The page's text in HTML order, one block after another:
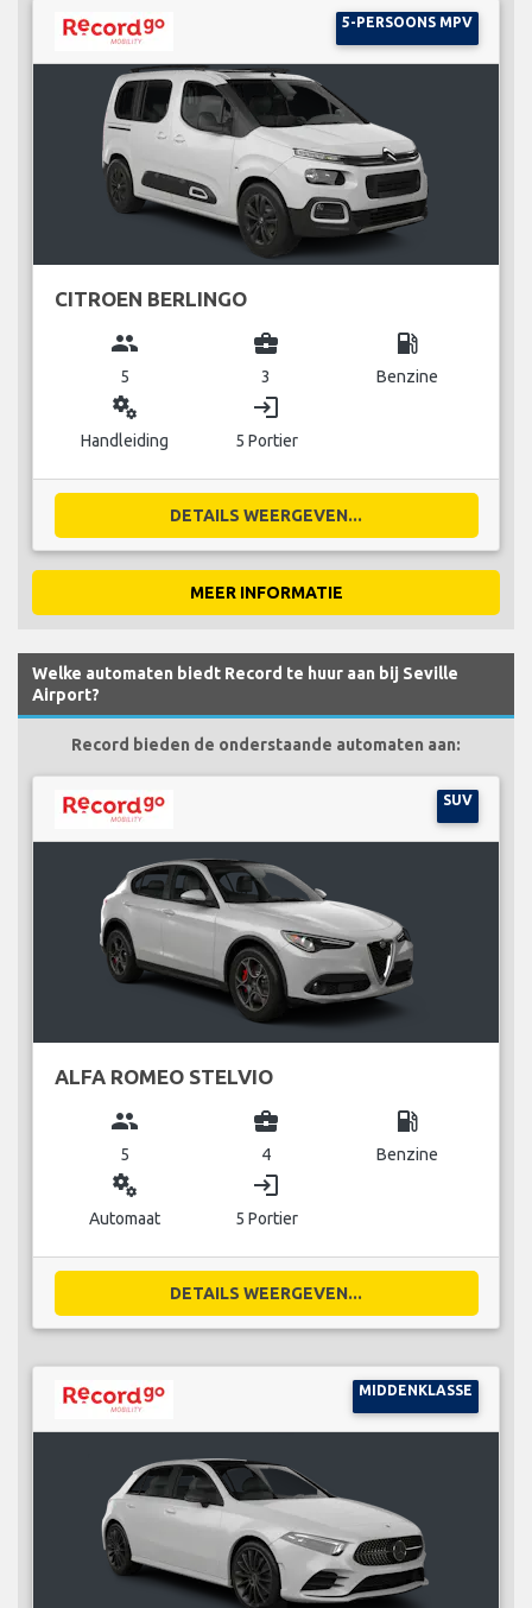
5-PERSOONS MPV
CITROEN BERLINGO
group
5
business_center
3
local_gas_station
Benzine
miscellaneous_services
Handleiding
login
5 Portier
DETAILS WEERGEVEN...
MEER INFORMATIE
Welke automaten biedt Record te huur aan bij Seville
Airport?
Record bieden de onderstaande automaten aan:
SUV
ALFA ROMEO STELVIO
group
5
business_center
4
local_gas_station
Benzine
miscellaneous_services
Automaat
login
5 Portier
DETAILS WEERGEVEN...
MIDDENKLASSE